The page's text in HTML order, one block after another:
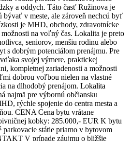
a oddych. Táto časť Ružinova je
v meste, ale zároveň nechcú byť
je MHD, obchody, zdravotnícke
možnosti na voľný čas. Lokalita je preto
seniorov, menšiu rodinu alebo
s dobrým potenciálom prenájmu. Pre
svojej výmere, praktickej
kompletnej zariadenosti a možnosti
dobrou voľbou nielen na vlastné
na dlhodobý prenájom. Lokalita
najmä pre výbornú občiansku
rýchle spojenie do centra mesta a
CENA Cena bytu vrátane
kobky: 285.000,- EUR K bytu
státie priamo v bytovom
V prípade záujmu o bližšie